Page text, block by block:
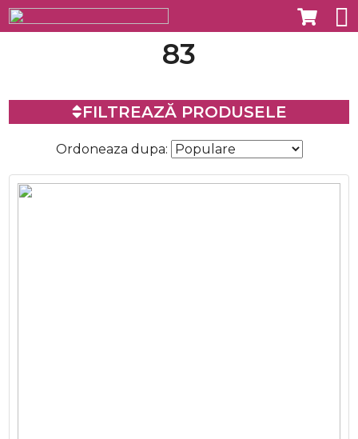
83
FILTREAZĂ PRODUSELE
Ordoneaza dupa: